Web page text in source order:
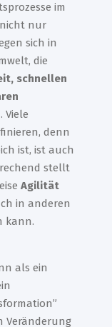
im
nur
sich in
die
schnellen
Viele
denn
ist, ist auch
stellt
Agilität
in anderen
kann.
als ein
Veränderung